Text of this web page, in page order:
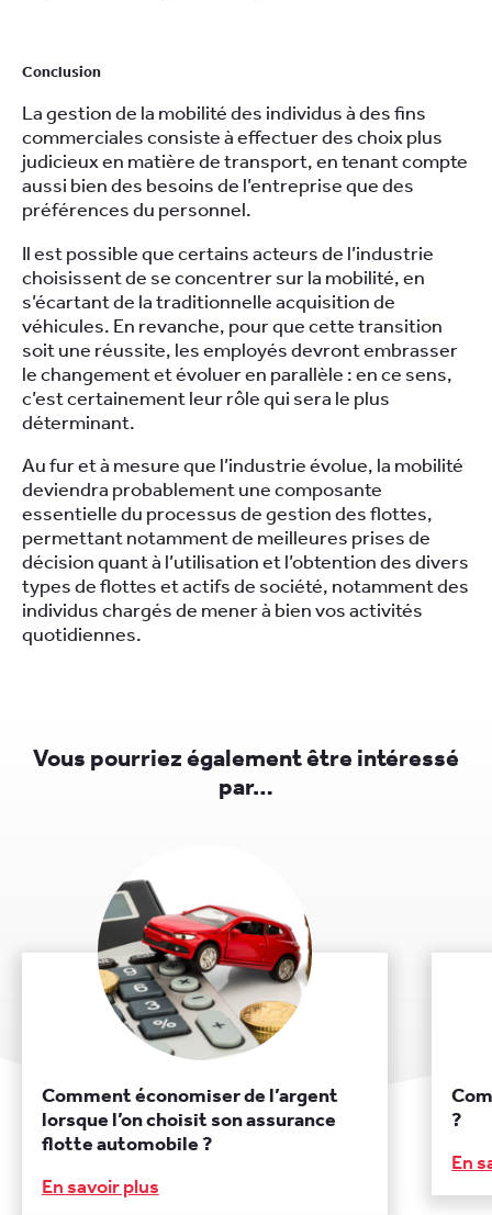
Conclusion
La gestion de la mobilité des individus à des fins
commerciales consiste à effectuer des choix plus
judicieux en matière de transport, en tenant compte
aussi bien des besoins de l’entreprise que des
préférences du personnel.
Il est possible que certains acteurs de l’industrie
choisissent de se concentrer sur la mobilité, en
s’écartant de la traditionnelle acquisition de
véhicules. En revanche, pour que cette transition
soit une réussite, les employés devront embrasser
le changement et évoluer en parallèle : en ce sens,
c’est certainement leur rôle qui sera le plus
déterminant.
Au fur et à mesure que l’industrie évolue, la mobilité
deviendra probablement une composante
essentielle du processus de gestion des flottes,
permettant notamment de meilleures prises de
décision quant à l’utilisation et l’obtention des divers
types de flottes et actifs de société, notamment des
individus chargés de mener à bien vos activités
quotidiennes.
Vous pourriez également être intéressé
par…
Comment économiser de l’argent
lorsque l’on choisit son assurance
flotte automobile ?
En savoir plus
?
En